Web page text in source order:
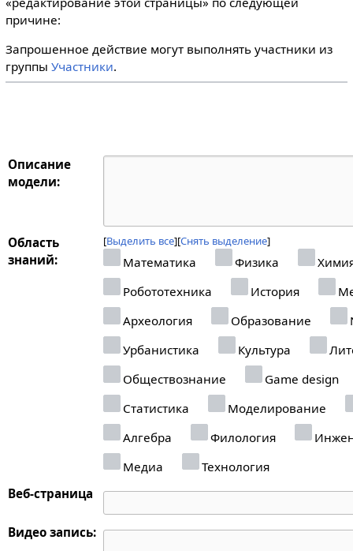
причине:
Запрошенное действие могут выполнять участники из
группы Участники.
Описание
модели:
Область
знаний:
Выделить все Снять выделение
Математика Физика
Робототехника
История
Археология
Образование
Урбанистика
Культура
Обществознание
Game design
Статистика
Моделирование
Алгебра
Филология
Медиа
Технология
Веб-страница
Видео запись: